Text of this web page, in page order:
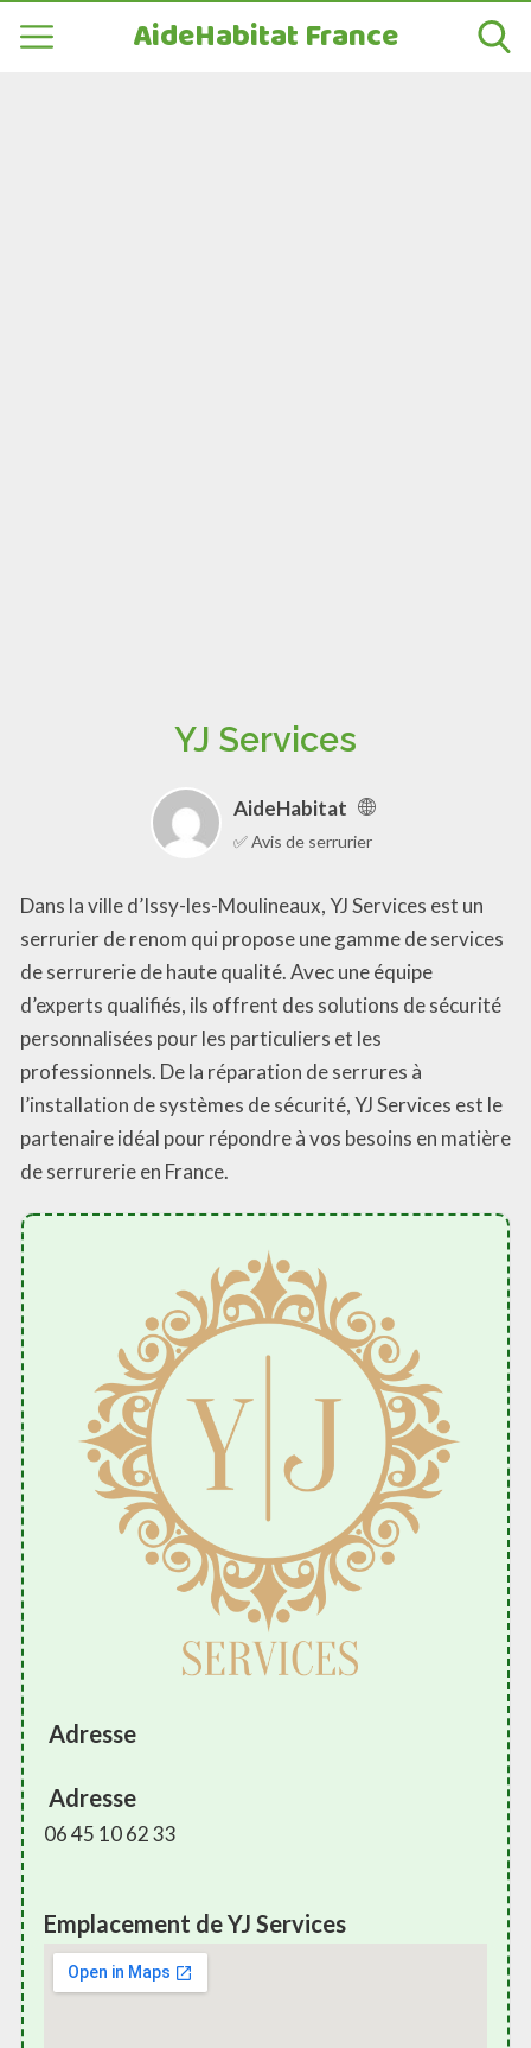
AideHabitat France
YJ Services
AideHabitat
✅ Avis de serrurier
Dans la ville d’Issy-les-Moulineaux, YJ Services est un
serrurier de renom qui propose une gamme de services
de serrurerie de haute qualité. Avec une équipe
d’experts qualifiés, ils offrent des solutions de sécurité
personnalisées pour les particuliers et les
professionnels. De la réparation de serrures à
l’installation de systèmes de sécurité, YJ Services est le
partenaire idéal pour répondre à vos besoins en matière
de serrurerie en France.
Adresse
Adresse
06 45 10 62 33
Emplacement de YJ Services